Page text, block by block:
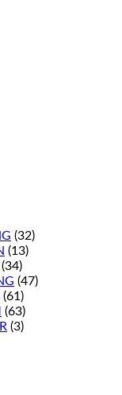
(32)
(13)
(47)
(61)
(63)
(3)